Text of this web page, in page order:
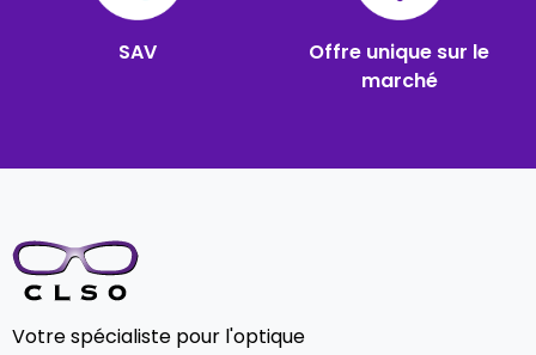
SAV
Offre unique sur le
marché
Votre spécialiste pour l'optique